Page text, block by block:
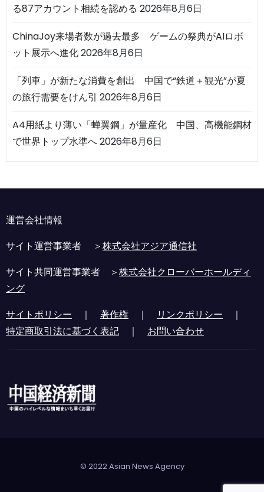
る87アカウント相続を認める 2026年8月6日
ChinaJoy来場者数が過去最多 ゲームの祭典がAIロボ
ット展示へ進化2026年8月6日
「列車」が新たな消費を創出 中国で“鉄道＋観光”が夏
の旅行需要をけん引 2026年8月6日
A4用紙より薄い「蝉翼鋼」が量産化 中国、高機能鋼材
で世界トップ水準へ2026年8月6日
運営会社情報
サイト運営事業者 ＞株式会社アジア通信社
サイト共同運営事業者 ＞株式会社クローバーホールディ
ング
サイトポリシー ｜ 著作権 ｜ リンクポリシー ｜
特定商取引法に基づく表記 ｜ お問い合わせ
© 2022 Asian News Agency